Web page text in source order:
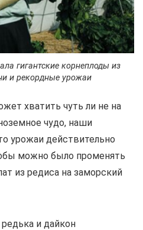
гигантские корнеплоды из
и рекордные урожаи
хватить чуть ли не на
чудо, наши
урожаи действительно
можно было променять
из редиса на заморский
и дайкон